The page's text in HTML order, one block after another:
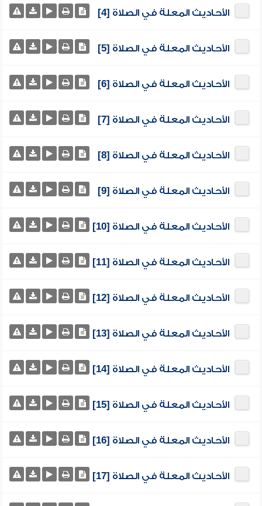
الأحاديث المعلة في الصلاة [4]
الأحاديث المعلة في الصلاة [5]
الأحاديث المعلة في الصلاة [6]
الأحاديث المعلة في الصلاة [7]
الأحاديث المعلة في الصلاة [8]
الأحاديث المعلة في الصلاة [9]
الأحاديث المعلة في الصلاة [10]
الأحاديث المعلة في الصلاة [11]
الأحاديث المعلة في الصلاة [12]
الأحاديث المعلة في الصلاة [13]
الأحاديث المعلة في الصلاة [14]
الأحاديث المعلة في الصلاة [15]
الأحاديث المعلة في الصلاة [16]
الأحاديث المعلة في الصلاة [17]